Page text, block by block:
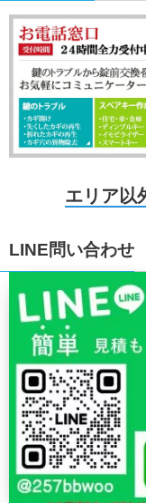
エリア以
LINE問い合わせ